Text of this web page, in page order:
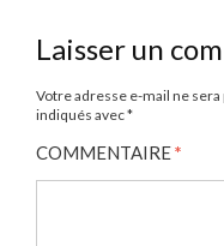
Laisser un
Votre adresse e-mail ne sera
indiqués avec*
COMMENTAIRE*